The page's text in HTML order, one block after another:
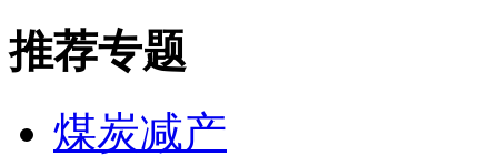
推荐专题
煤炭减产